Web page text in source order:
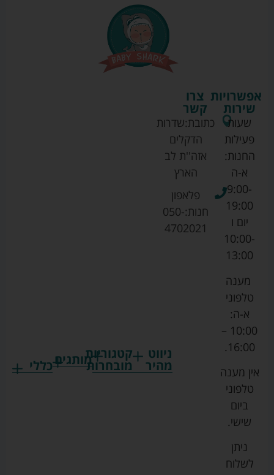
ניווט
מהיר
קטגוריות
מובחרותמותגים
גרקו
כללי
צרו
קשר
כתובת:שדרות
הדקלים
אזה''ת לב
הארץ
פלאפון
חנות:050-
4702021
אפשרויות
שירות
שעות
פעילות
החנות:
א-ה
9:00-
19:00
יום ו
10:00-
13:00
מענה
טלפוני
א-ה:
10:00 –
16:00.
אין מענה
טלפוני
ביום
שישי.
ניתן
לשלוח